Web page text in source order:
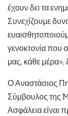
έχουν δει τα
Συνεχίζουμε
γενοκτονία που
μας, κάθε
Ο Αναστάσιος
Σύμβουλος της
Ασφάλεια είναι